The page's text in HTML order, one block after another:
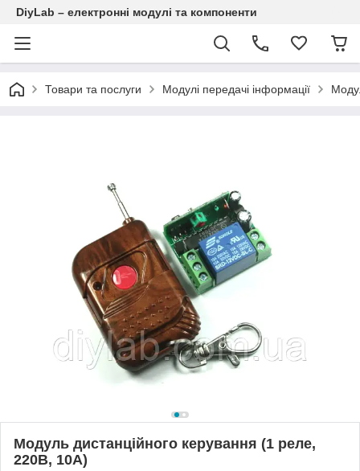
DiyLab – електронні модулі та компоненти
Товари та послуги Модулі передачі інформації
Модуль дистанційного керування (1 реле,
220В, 10А)